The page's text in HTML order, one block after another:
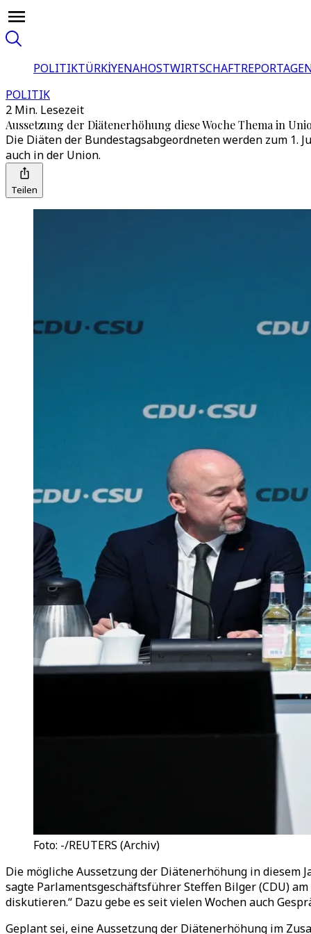
POLITIKTÜRKİYENAHOSTWIRTSCHAFT
POLITIK
2 Min. Lesezeit
Aussetzung der Diätenerhöhung diese Woche Thema in
Die Diäten der Bundestagsabgeordneten werden zum
auch in der Union.
Teilen
Foto: -/REUTERS (Archiv)
Die mögliche Aussetzung der Diätenerhöhung in diesem
sagte Parlamentsgeschäftsführer Steffen Bilger (CDU)
diskutieren.“ Dazu gebe es seit vielen Wochen auch
Geplant sei, eine Aussetzung der Diätenerhöhung im